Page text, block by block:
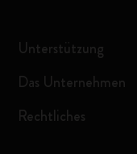
Unterstützung
Das Unternehmen
Rechtliches